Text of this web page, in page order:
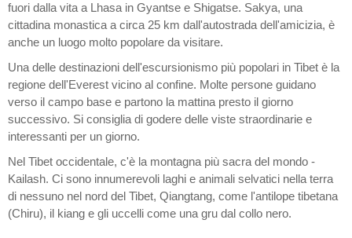
fuori dalla vita a Lhasa in Gyantse e Shigatse. Sakya, una
cittadina monastica a circa 25 km dall'autostrada dell'amicizia, è
anche un luogo molto popolare da visitare.
Una delle destinazioni dell'escursionismo più popolari in Tibet è la
regione dell'Everest vicino al confine. Molte persone guidano
verso il campo base e partono la mattina presto il giorno
successivo. Si consiglia di godere delle viste straordinarie e
interessanti per un giorno.
Nel Tibet occidentale, c'è la montagna più sacra del mondo -
Kailash. Ci sono innumerevoli laghi e animali selvatici nella terra
di nessuno nel nord del Tibet, Qiangtang, come l'antilope tibetana
(Chiru), il kiang e gli uccelli come una gru dal collo nero.